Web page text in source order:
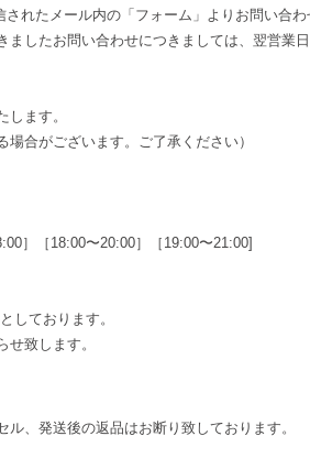
たメール内の「フォーム」よりお問い合わ
したお問い合わせにつきましては、翌営業
ます。
合がございます。ご了承ください）
］［18:00〜20:00］［19:00〜21:00]
しております。
致します。
、発送後の返品はお断り致しております。